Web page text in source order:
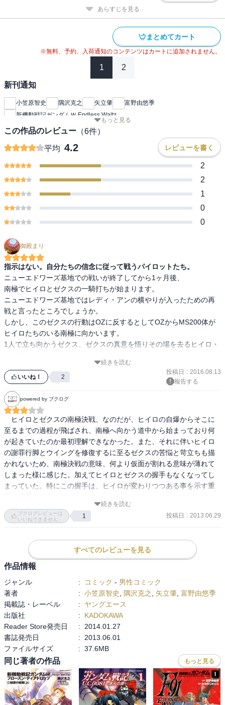
あらすじを見る
まとめてカート
※無料、予約、入荷通知のコンテンツはカートに追加されません。
1 2
新刊通知
小笠原智史 隅沢克之 矢立肇
富野由悠季
新機動戦記ガンダムＷ Endless Waltz
もっと見る
この作品のレビュー （6件）
平均 4.2 レビューを書く
2
2
1
0
0
御殿まり
指示はない。自分たちの信念に従って戦うパイロットたち。
ニューエドワーズ基地での戦いが終了してから1ヶ月後、
南極でヒイロとゼクスの一騎打ちが始まります。
ニューエドワーズ基地ではレディ・アンの横やりが入ったための再
戦と言ったところでしょうか。
しかし、このゼクスの行動はOZに反するとしてOZからMS200体が
ヒイロたちのいる南極に向かいます。
1人で立ち向かうゼクス、ゼクスの真意を悟りその場を去るヒイロ・
宇宙に戻るデュオとカトル、ゼクスの頼みを聞き入れサンクキング
ダムに向かうノイン。
オペレーション・メテオが始まってからの“ガンダム5人対OZ”の形は
すでになく、
それぞれが自分たちの考えで動き始めるようになっています。
今後誰と誰が行動を共にし、また離れるか予想ができないほどの混
迷ぶりです。
なお、表紙にウーフェイと奥さんの妹蘭がいますが出てきませんの
で・・・。
続きを読む
いいね！ 2
投稿日 : 2016.08.13
報告する
powered by ブクログ
ヒイロとゼクスの南極決戦、なのだが、ヒイロの自爆からそこに
至るまでの過程が飛ばされ、南極へ向かう道中から始まっており何
が起きていたのか最初理解できなかった。また、それに伴いヒイロ
の謝罪行脚とウイングを修復するに至るゼクスの苦悩と苛立ちも描
かれないため、南極決戦の意味、何より仮面が割れる意味が薄れて
しまった様に感じた。加えてヒイロとゼクスの握手もなくなってし
まっていた。特にこの握手は、ヒイロが変わりつつある事を示す重
いかない。戦闘シーンは気合が入っていて見応えがあっただけに、
心情の変化を示す部分が弱かったのが残念。
続きを読む
ブクログレビューは
いいねできません
1 投稿日 : 2013.06.29
すべてのレビューを見る
作品情報
ジャンル : コミック - 男性コミック
著者
: 小笠原智史 隅沢克之 矢立肇 富野由悠季
掲載誌・レーベル
:
ヤングエース
出版社
:
KADOKAWA
Reader Store発売日
:
2014.01.27
書誌発売日
:
2013.06.01
ファイルサイズ
: 37.6MB
同じ著者の作品 もっと見る